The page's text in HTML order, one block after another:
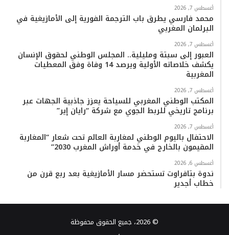
أغسطس 7, 2026
محمد فارسي يطرق باب الترجمة الفورية إلى الأمازيغية في
البرلمان المغربي
أغسطس 7, 2026
العبور إلى سبتة ومليلية.. المجلس الوطني لحقوق الإنسان
يكشف خلاصاته الأولية ويرصد 14 وفاة وفق المعطيات
المغربية
أغسطس 7, 2026
المكتب الوطني المغربي للسياحة يعزز جاذبية الجهات عبر
برنامج تاريخي للربط الجوي مع شركة “رايان إير”
أغسطس 7, 2026
الاحتفال باليوم الوطني لمغاربة العالم تحت شعار “المغاربة
المقيمون بالخارج في خدمة أوراش المغرب 2030”
أغسطس 6, 2026
ندوة بتافراوت تستحضر مسار الأمازيغية بعد ربع قرن من
خطاب أجدير
© 2026، جميع الحقوق محفوظة